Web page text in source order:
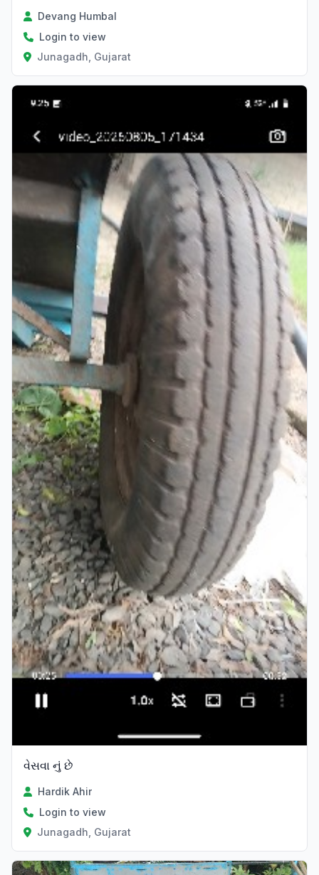
Devang Humbal
Login to view
Junagadh, Gujarat
વેસવા નું છે
Hardik Ahir
Login to view
Junagadh, Gujarat